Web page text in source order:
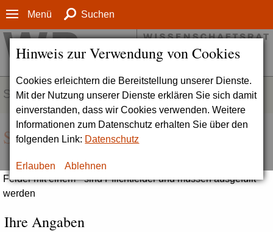
Hinweis zur Verwendung von Cookies
Cookies erleichtern die Bereitstellung unserer Dienste.
Mit der Nutzung unserer Dienste erklären Sie sich damit
einverstanden, dass wir Cookies verwenden. Weitere
Informationen zum Datenschutz erhalten Sie über den
folgenden Link: Datenschutz
Erlauben Ablehnen
Menü Suchen
SERVICE
Seite empfehlen
Felder mit einem * sind Pflichtfelder und müssen ausgefüllt
werden
Ihre Angaben